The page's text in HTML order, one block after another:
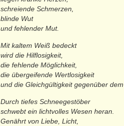
schreiende Schmerzen,
blinde Wut
und fehlender Mut.
Mit kaltem Weiß bedeckt
wird die Hilflosigkeit,
die fehlende Möglichkeit,
die übergeifende Wertlosigkeit
und die Gleichgültigkeit gegenüber dem
Durch tiefes Schneegestöber
schwebt ein lichtvolles Wesen heran.
Genährt von Liebe, Licht,